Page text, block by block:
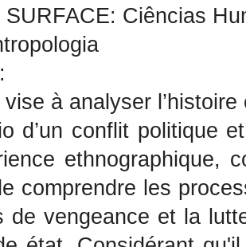
SURFACE: Ciências
à analyser
d’un conflit politique
ethnographique,
comprendre les
de vengeance et la